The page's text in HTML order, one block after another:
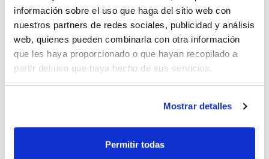
información sobre el uso que haga del sitio web con
nuestros partners de redes sociales, publicidad y análisis
web, quienes pueden combinarla con otra información
que les haya proporcionado o que hayan recopilado a
partir del uso que haya hecho de sus servicios.
Mostrar detalles
Permitir todas
Envase: x 210 ud.
Disponibilidad:Ver stock
: